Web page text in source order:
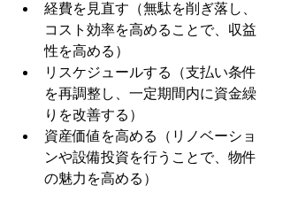
経費を見直す（無駄を削ぎ落し、
コスト効率を高めることで、収益
性を高める）
リスケジュールする（支払い条件
を再調整し、一定期間内に資金繰
りを改善する）
資産価値を高める（リノベーショ
ンや設備投資を行うことで、物件
の魅力を高める）